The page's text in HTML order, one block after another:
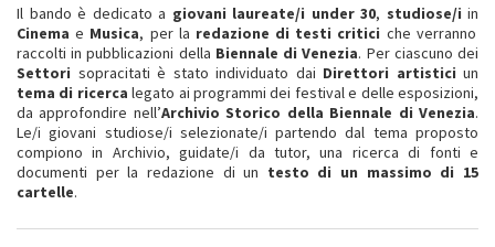
Il bando è dedicato a giovani laureate/i under 30, studiose/i in
Cinema e Musica, per la redazione di testi critici che verranno
raccolti in pubblicazioni della Biennale di Venezia. Per ciascuno dei
Settori sopracitati è stato individuato dai Direttori artistici un
tema di ricerca legato ai programmi dei festival e delle esposizioni,
da approfondire nell’Archivio Storico della Biennale di Venezia.
Le/i giovani studiose/i selezionate/i partendo dal tema proposto
compiono in Archivio, guidate/i da tutor, una ricerca di fonti e
documenti per la redazione di un testo di un massimo di 15
cartelle.